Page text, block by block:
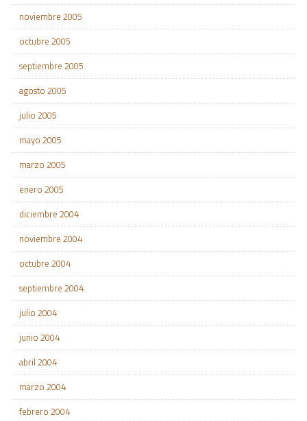
noviembre 2005
octubre 2005
septiembre 2005
agosto 2005
julio 2005
mayo 2005
marzo 2005
enero 2005
diciembre 2004
noviembre 2004
octubre 2004
septiembre 2004
julio 2004
junio 2004
abril 2004
marzo 2004
febrero 2004